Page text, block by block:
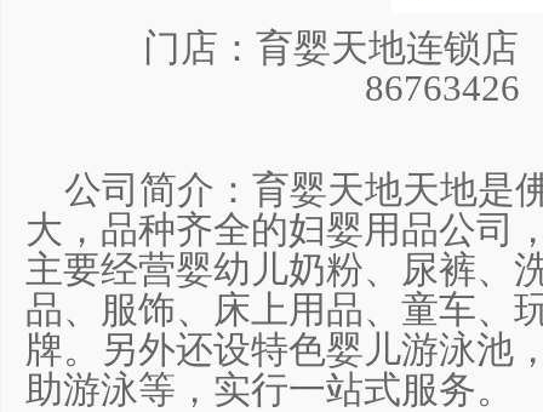
门店：育婴天地连锁
公司简介：育婴天地天地是
大，品种齐全的妇婴用品公司
主要经营婴幼儿奶粉、尿裤、
品、服饰、床上用品、童车、
牌。另外还设特色婴儿游泳池
助游泳等，实行一站式服务。